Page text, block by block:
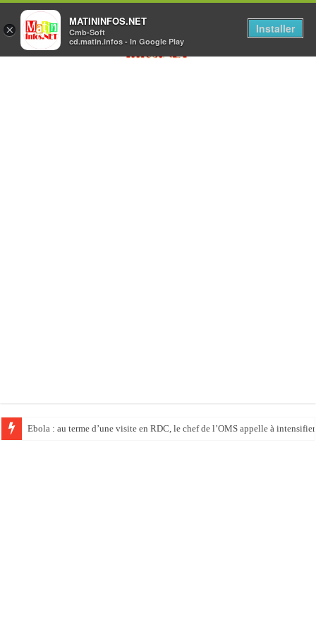
Ebola : au terme d’une visite en RDC, le chef de l’OMS appelle à
×
MATININFOS.NET
Cmb-Soft
cd.matin.infos - In Google Play
Installer